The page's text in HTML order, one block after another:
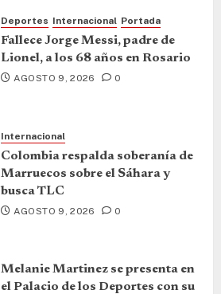
Deportes Internacional Portada
Fallece Jorge Messi, padre de
Lionel, a los 68 años en Rosario
AGOSTO 9, 2026 0
Internacional
Colombia respalda soberanía de
Marruecos sobre el Sáhara y
busca TLC
AGOSTO 9, 2026 0
Melanie Martinez se presenta en
el Palacio de los Deportes con su